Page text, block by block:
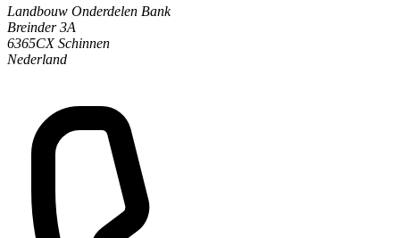
Landbouw Onderdelen Bank
Breinder 3A
6365CX Schinnen
Nederland